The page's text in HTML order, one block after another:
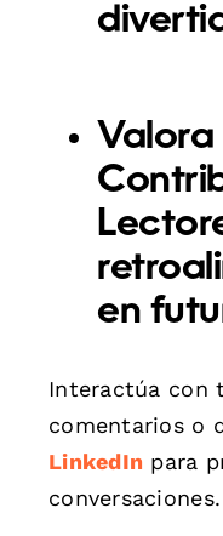
Valora
en
Interactúa con
comentarios o
LinkedIn para
conversaciones.